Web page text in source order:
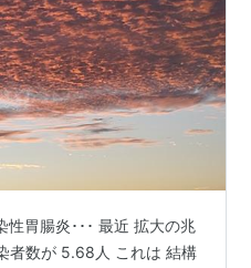
性胃腸炎･･･ 最近 拡大の兆
者数が 5.68人 これは 結構